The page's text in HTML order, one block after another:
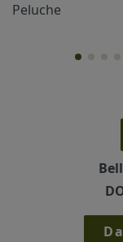
Peluche